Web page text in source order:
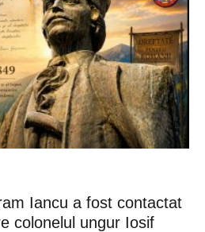
Iancu a fost contactat
colonelul ungur Iosif